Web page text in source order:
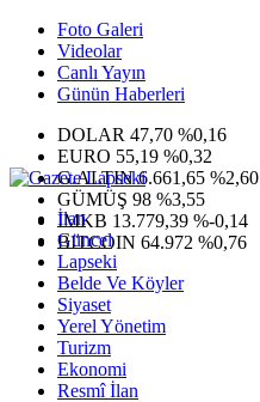
Foto Galeri
Videolar
Canlı Yayın
Günün Haberleri
DOLAR 47,70 %0,16
EURO 55,19 %0,32
G.ALTIN6.661,65 %2,60
GÜMÜŞ 98 %3,55
IMKB 13.779,39 %-0,14
BITCOIN 64.972 %0,76
İlan
Güncel
Lapseki
Belde Ve Köyler
Siyaset
Yerel Yönetim
Turizm
Ekonomi
Resmî İlan